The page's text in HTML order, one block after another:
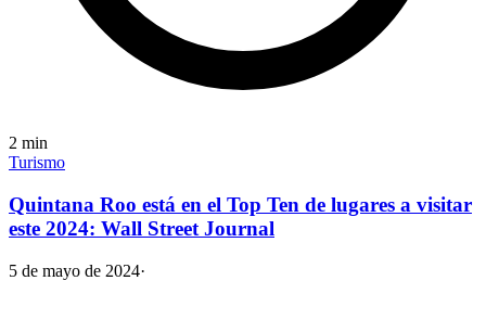
2 min
Turismo
Quintana Roo está en el Top Ten de lugares a visitar
este 2024: Wall Street Journal
5 de mayo de 2024·